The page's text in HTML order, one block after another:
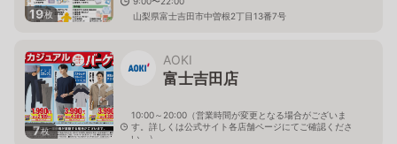
19枚
山梨県富士吉田市中曽根2丁目13番7号
7枚
AOKI
富士吉田店
10:00～20:00（営業時間が変更となる場合がございま
す。詳しくは公式サイト各店舗ページにてご確認くださ
い。）